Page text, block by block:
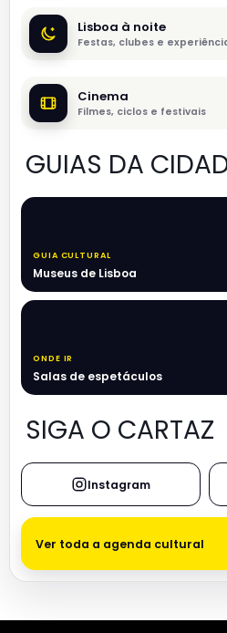
Lisboa à noite
Festas, clubes e
Cinema
Filmes, ciclos e festivais
GUIAS DA
GUIA CULTURAL
Museus de Lisboa
ONDE IR
Salas de espetáculos
SIGA O CARTAZ
Instagram
Ver toda a agenda cultural